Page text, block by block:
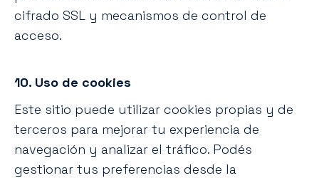
cifrado SSL y mecanismos de control de
acceso.
10. Uso de cookies
Este sitio puede utilizar cookies propias y de
terceros para mejorar tu experiencia de
navegación y analizar el tráfico. Podés
gestionar tus preferencias desde la